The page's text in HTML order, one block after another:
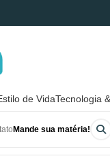
de VidaTecnologia
Mande sua matéria!